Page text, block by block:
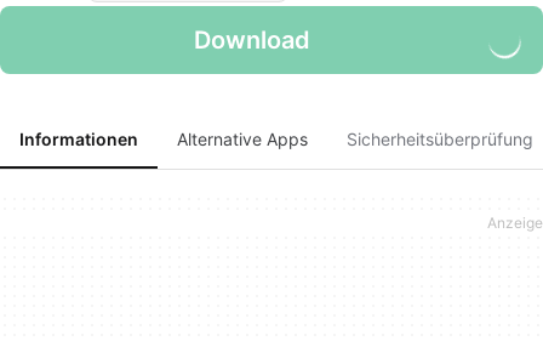
Download
Informationen Alternative Apps Sicherheitsüberprüfung